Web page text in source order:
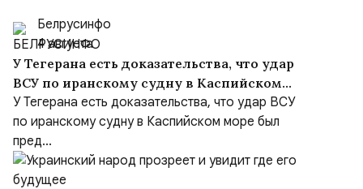
Белрусинфо
4 августа
У Тегерана есть доказательства, что удар
ВСУ по иранскому судну в Каспийском
море был преднамеренным, несмотря на
заверения Киева
У Тегерана есть доказательства, что удар ВСУ
по иранскому судну в Каспийском море был
пред...